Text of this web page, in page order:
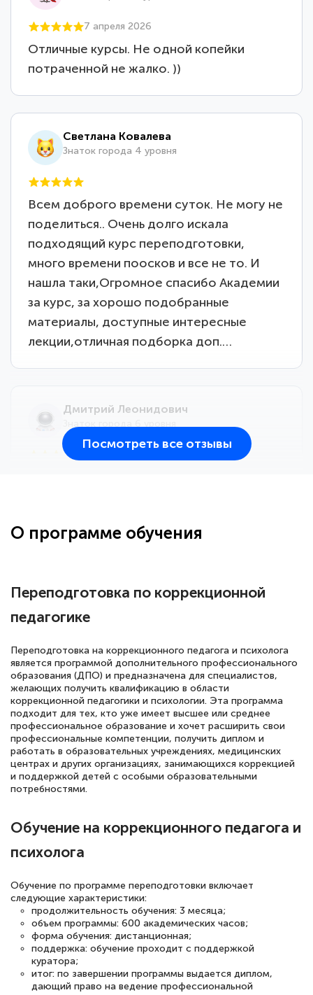
7 апреля 2026
Отличные курсы. Не одной копейки
потраченной не жалко. ))
Светлана Ковалева
Знаток города 4 уровня
Всем доброго времени суток. Не могу не
поделиться.. Очень долго искала
подходящий курс переподготовки,
много времени поосков и все не то. И
нашла таки,Огромное спасибо Академии
за курс, за хорошо подобранные
материалы, доступные интересные
лекции,отличная подборка доп.…
Дмитрий Леонидович
большое количество методических
Знаток города 5 уровня
18 марта 2026
Выражаю благодарность за курс
повышения квалификации "Эксперт ЕГЭ по
русскому языку и литературе". Много
полезных материалов помогли
подготовиться к тестированию. Это
статьи. Времени на подготовку
достаточно. Курс помогает пройти
Евгения Коротких
Знаток города 2 уровня
12 марта 2026
Посмотреть все отзывы
О программе обучения
Переподготовка по коррекционной
педагогике
Переподготовка на коррекционного педагога и психолога
является программой дополнительного профессионального
образования (ДПО) и предназначена для специалистов,
желающих получить квалификацию в области
коррекционной педагогики и психологии. Эта программа
подходит для тех, кто уже имеет высшее или среднее
профессиональное образование и хочет расширить свои
профессиональные компетенции, получить диплом и
работать в образовательных учреждениях, медицинских
центрах и других организациях, занимающихся коррекцией
и поддержкой детей с особыми образовательными
потребностями.
Обучение на коррекционного педагога и
психолога
Обучение по программе переподготовки включает
следующие характеристики:
продолжительность обучения: 3 месяца;
объем программы: 600 академических часов;
форма обучения: дистанционная;
поддержка: обучение проходит с поддержкой
куратора;
итог: по завершении программы выдается диплом,
дающий право на ведение профессиональной